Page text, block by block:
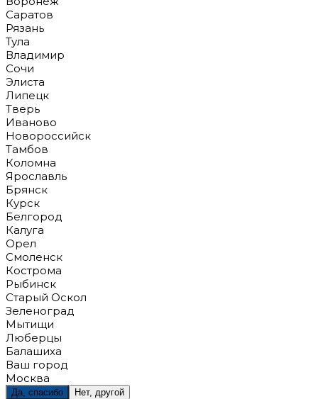
Саратов
Рязань
Тула
Владимир
Сочи
Элиста
Липецк
Тверь
Иваново
Новороссийск
Тамбов
Коломна
Ярославль
Брянск
Курск
Белгород
Калуга
Орел
Смоленск
Кострома
Рыбинск
Старый Оскол
Зеленоград
Мытищи
Люберцы
Балашиха
Ваш город
Москва
Да, спасибо Нет, другой